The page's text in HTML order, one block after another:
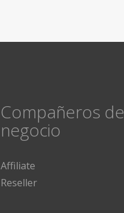
Compañeros de
negocio
Affiliate
Reseller